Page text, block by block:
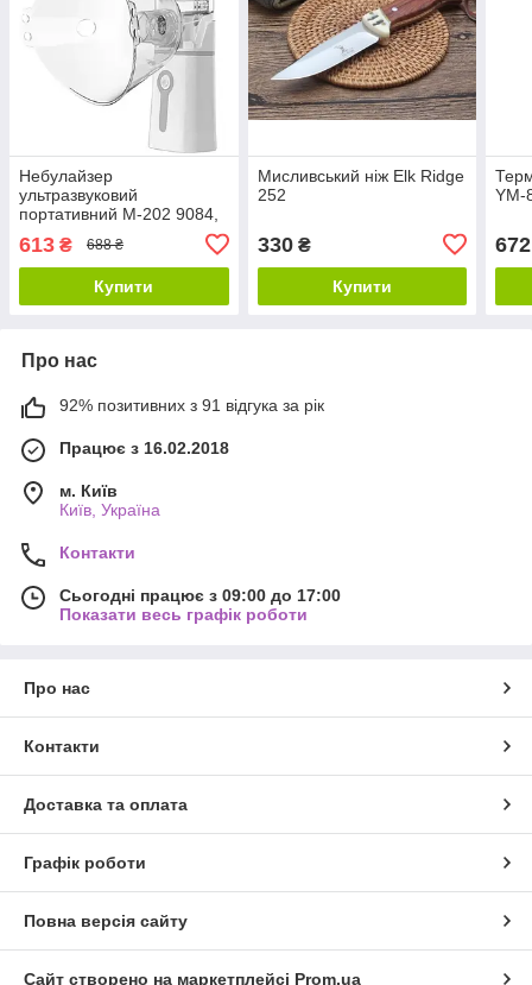
Небулайзер
ультразвуковий
портативний M-202 9084,
613 ₴ 688 ₴
Купити
Мисливський ніж Elk Ridge
252
330₴
Купити
YM-
672
Про нас
92% позитивних з 91 відгука за рік
Працює з 16.02.2018
м. Київ
Київ, Україна
Контакти
Сьогодні працює з 09:00 до 17:00
Показати весь графік роботи
Про нас
Контакти
Доставка та оплата
Графік роботи
Повна версія сайту
Сайт створено на маркетплейсі Prom.ua